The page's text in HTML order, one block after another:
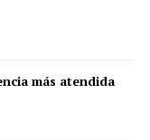
más atendida